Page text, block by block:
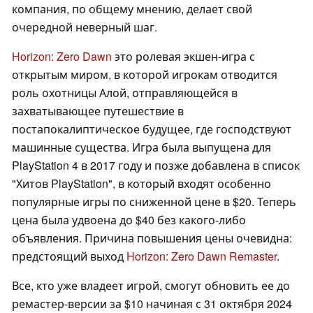
компания, по общему мнению, делает свой
очередной неверный шаг.
Horizon: Zero Dawn это ролевая экшен-игра с
открытым миром, в которой игрокам отводится
роль охотницы Алой, отправляющейся в
захватывающее путешествие в
постапокалиптическое будущее, где господствуют
машинные существа. Игра была выпущена для
PlayStation 4 в 2017 году и позже добавлена в список
"Хитов PlayStation", в который входят особенно
популярные игры по сниженной цене в $20. Теперь
цена была удвоена до $40 без какого-либо
объявления. Причина повышения цены очевидна:
предстоящий выход Horizon: Zero Dawn Remaster.
Все, кто уже владеет игрой, смогут обновить ее до
ремастер-версии за $10 начиная с 31 октября 2024